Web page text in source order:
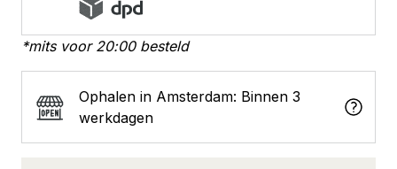
*mits voor 20:00 besteld
Ophalen in Amsterdam: Binnen 3
werkdagen